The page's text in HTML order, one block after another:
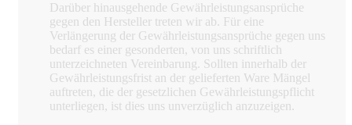
Darüber hinausgehende Gewährleistungsansprüche
gegen den Hersteller treten wir ab. Für eine
Verlängerung der Gewährleistungsansprüche gegen uns
bedarf es einer gesonderten, von uns schriftlich
unterzeichneten Vereinbarung. Sollten innerhalb der
Gewährleistungsfrist an der gelieferten Ware Mängel
auftreten, die der gesetzlichen Gewährleistungspflicht
unterliegen, ist dies uns unverzüglich anzuzeigen.